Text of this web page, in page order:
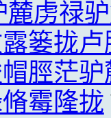
麓虏禄
篓拢
脛茫
霉隆拢